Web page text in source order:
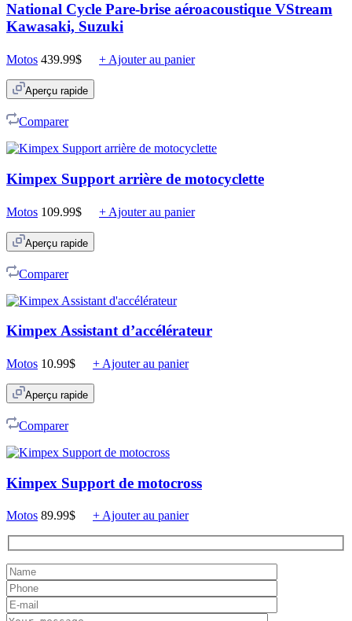
National Cycle Pare-brise aéroacoustique VStream
Kawasaki, Suzuki
Motos 439.99$ + Ajouter au panier
Aperçu rapide
Comparer
Kimpex Support arrière de motocyclette
Motos 109.99$ + Ajouter au panier
Aperçu rapide
Comparer
Kimpex Assistant d’accélérateur
Motos 10.99$ + Ajouter au panier
Aperçu rapide
Comparer
Kimpex Support de motocross
Motos 89.99$ + Ajouter au panier